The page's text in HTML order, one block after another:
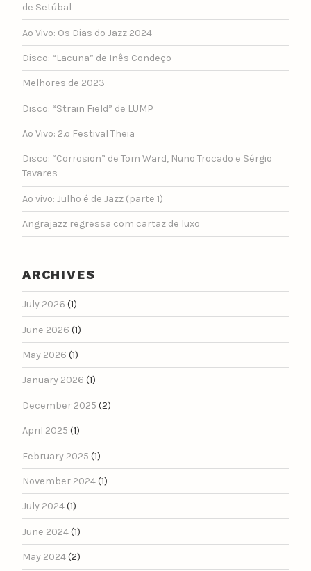
de Setúbal
Ao Vivo: Os Dias do Jazz 2024
Disco: “Lacuna” de Inês Condeço
Melhores de 2023
Disco: “Strain Field” de LUMP
Ao Vivo: 2.º Festival Theia
Disco: “Corrosion” de Tom Ward, Nuno Trocado e Sérgio
Tavares
Ao vivo: Julho é de Jazz (parte 1)
Angrajazz regressa com cartaz de luxo
ARCHIVES
July 2026 (1)
June 2026 (1)
May 2026 (1)
January 2026 (1)
December 2025 (2)
April 2025 (1)
February 2025 (1)
November 2024(1)
July 2024(1)
June 2024(1)
May 2024(2)